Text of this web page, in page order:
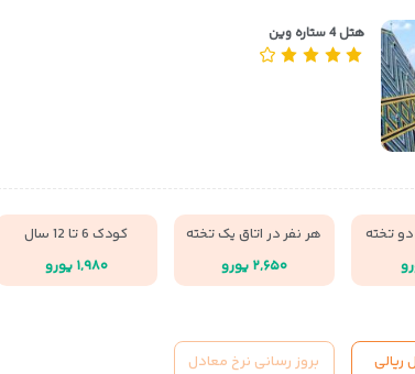
هتل 4 ستاره وین
دو تخته
هر نفر در اتاق یک تخته
۲,۶۵۰ یورو
کودک 6 تا 12 سال
۱,۹۸۰ یورو
ریالی بروز رسانی نرخ معادل